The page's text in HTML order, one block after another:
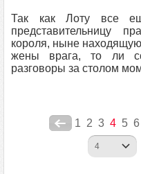
Так как Лоту все
представительницу
короля, ныне
жены врага, то ли
разговоры за столом
1 2 3 4 5 6